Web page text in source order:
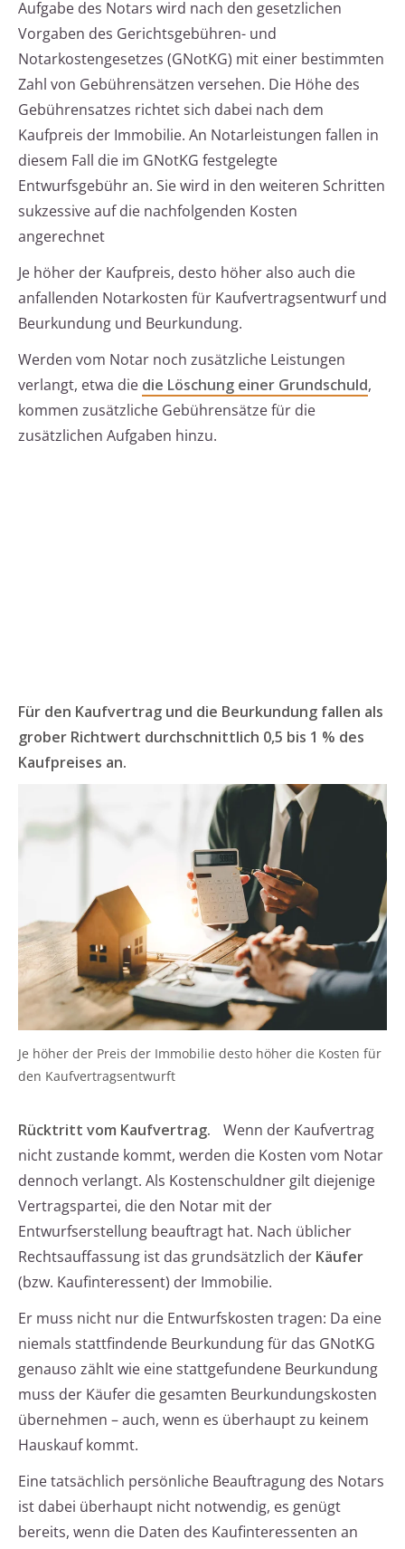
Aufgabe des Notars wird nach den gesetzlichen
Vorgaben des Gerichtsgebühren- und
Notarkostengesetzes (GNotKG) mit einer bestimmten
Zahl von Gebührensätzen versehen. Die Höhe des
Gebührensatzes richtet sich dabei nach dem
Kaufpreis der Immobilie. An Notarleistungen fallen in
diesem Fall die im GNotKG festgelegte
Entwurfsgebühr an. Sie wird in den weiteren Schritten
sukzessive auf die nachfolgenden Kosten
angerechnet
Je höher der Kaufpreis, desto höher also auch die
anfallenden Notarkosten für Kaufvertragsentwurf und
Beurkundung und Beurkundung.
Werden vom Notar noch zusätzliche Leistungen
verlangt, etwa die die Löschung einer Grundschuld,
kommen zusätzliche Gebührensätze für die
zusätzlichen Aufgaben hinzu.
Für den Kaufvertrag und die Beurkundung fallen als
grober Richtwert durchschnittlich 0,5 bis 1 % des
Kaufpreises an.
Je höher der Preis der Immobilie desto höher die Kosten für
den Kaufvertragsentwurft
Rücktritt vom Kaufvertrag.
Wenn der Kaufvertrag
nicht zustande kommt, werden die Kosten vom Notar
dennoch verlangt. Als Kostenschuldner gilt diejenige
Vertragspartei, die den Notar mit der
Entwurfserstellung beauftragt hat. Nach üblicher
Rechtsauffassung ist das grundsätzlich der Käufer
(bzw. Kaufinteressent) der Immobilie.
Er muss nicht nur die Entwurfskosten tragen: Da eine
niemals stattfindende Beurkundung für das GNotKG
genauso zählt wie eine stattgefundene Beurkundung
muss der Käufer die gesamten Beurkundungskosten
übernehmen – auch, wenn es überhaupt zu keinem
Hauskauf kommt.
Eine tatsächlich persönliche Beauftragung des Notars
ist dabei überhaupt nicht notwendig, es genügt
bereits, wenn die Daten des Kaufinteressenten an